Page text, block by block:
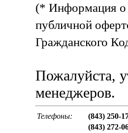
(* Информация о
публичной
Гражданского
Пожалуйста,
менеджеров.
Телефоны:
(843) 250-
(843) 272-